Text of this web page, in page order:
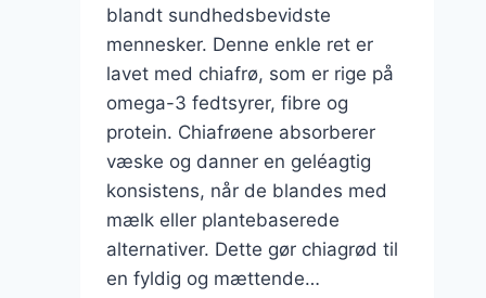
blandt sundhedsbevidste
mennesker. Denne enkle ret er
lavet med chiafrø, som er rige på
omega-3 fedtsyrer, fibre og
protein. Chiafrøene absorberer
væske og danner en geléagtig
konsistens, når de blandes med
mælk eller plantebaserede
alternativer. Dette gør chiagrød til
en fyldig og mættende…